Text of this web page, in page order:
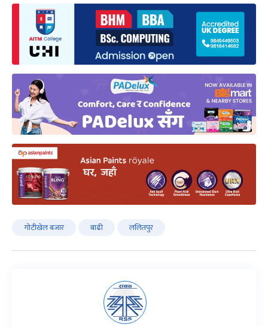
गोटीखेल बजार बाढी ललितपुर